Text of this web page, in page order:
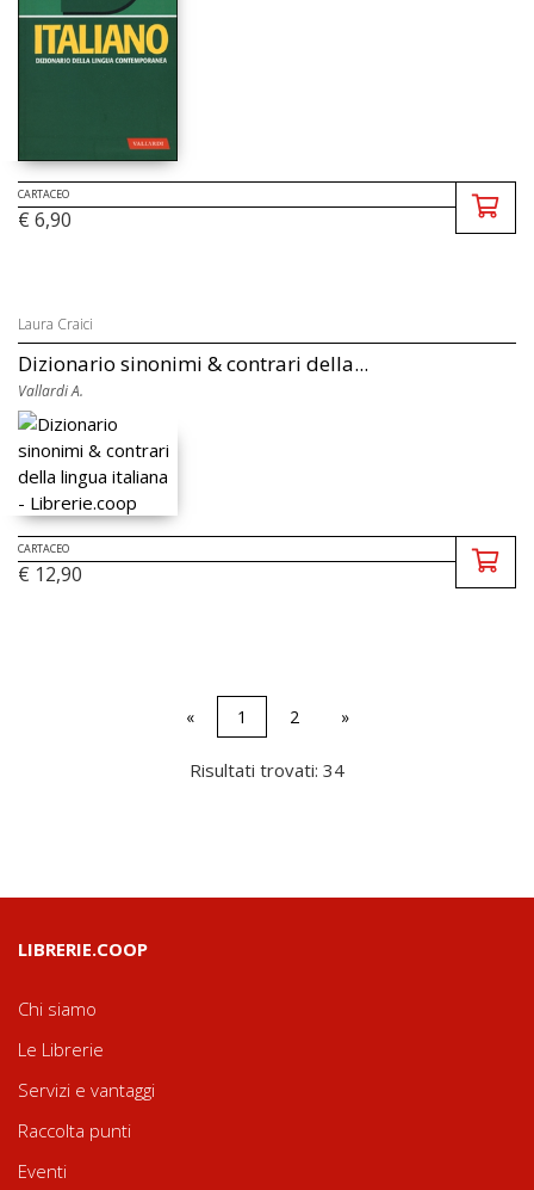
CARTACEO
€ 6,90
Laura Craici
Dizionario sinonimi & contrari della...
Vallardi A.
CARTACEO
€ 12,90
« 1 2 »
Risultati trovati: 34
LIBRERIE.COOP
Chi siamo
Le Librerie
Servizi e vantaggi
Raccolta punti
Eventi